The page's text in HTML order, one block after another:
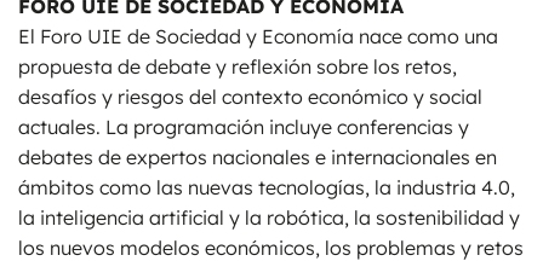
FORO UIE DE SOCIEDAD Y ECONOMÍA
El Foro UIE de Sociedad y Economía nace como una
propuesta de debate y reflexión sobre los retos,
desafíos y riesgos del contexto económico y social
actuales. La programación incluye conferencias y
debates de expertos nacionales e internacionales en
ámbitos como las nuevas tecnologías, la industria 4.0,
la inteligencia artificial y la robótica, la sostenibilidad y
los nuevos modelos económicos, los problemas y retos